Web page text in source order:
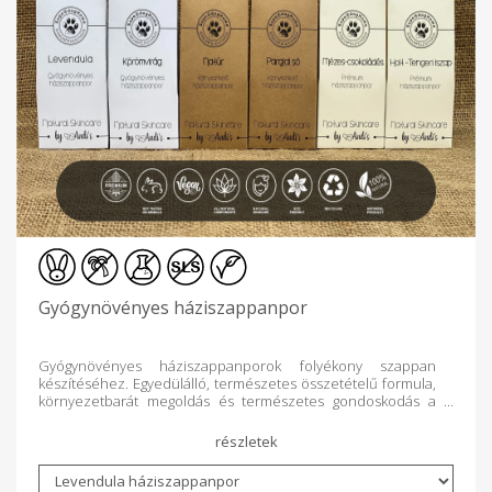
férfiaknak mindennapos hajmosáshoz rövid hajra,
hölgyeknek zsirosabb vagy kombinált bőrre is jó hatással
lehet. Narancs-Fahéj háziszappan gyógynövényes kategória
közül valódi limitált különlegesség a hűvösebb napokra, és e
kombo szerelmeseinek tökéletes választása lehet Narancs-
Fahéj háziszappanunk. Nagy tisztaságú növényi zsírok és
olajok, fahéj őrlemény és narancs eszencia találkozásából
készült. Valódi Természetes megoldás bőröd egészségéért.
Természetes szín és fenséges illat. Biztonságos,
környezettudatos, természetes és egészséges, teljeskörű
mindennapi bőrápolás a család minden tagja számára. sls-
mentes állatkísérlet-mentes vegán pálmaolaj-mentes
környezetbarát csomagolás parabénmentes antivirális
Gyógynövények erejével a fürdőzés legmagasabb szintű
élményéért by Andi's natural product.
Gyógynövényes háziszappanpor
Gyógynövényes háziszappanporok folyékony szappan
készítéséhez. Egyedülálló, természetes összetételű formula,
környezetbarát megoldás és természetes gondoskodás a
hidratál, kényeztet, sőt, bőrproblémák esetén is megoldást
nyújt! A levendulás háziszappanpor kiválóan habzó,
intenzíven ápoló és enyhén radírozó hatású. A belekevert